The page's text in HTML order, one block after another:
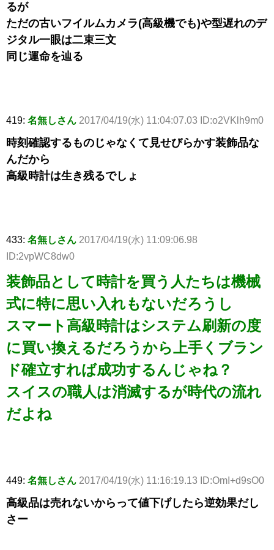
るが
ただの古いフイルムカメラ(高級機でも)や型遅れのデ
ジタル一眼は二束三文
同じ運命を辿る
419: 名無しさん 2017/04/19(水) 11:04:07.03 ID:o2VKlh9m0
時刻確認するものじゃなくて見せびらかす装飾品な
んだから
高級時計は生き残るでしょ
433: 名無しさん 2017/04/19(水) 11:09:06.98
ID:2vpWC8dw0
装飾品として時計を買う人たちは機械
式に特に思い入れもないだろうし
スマート高級時計はシステム刷新の度
に買い換えるだろうから上手くブラン
ド確立すれば成功するんじゃね？
スイスの職人は消滅するが時代の流れ
だよね
449: 名無しさん 2017/04/19(水) 11:16:19.13 ID:OmI+d9sO0
高級品は売れないからって値下げしたら逆効果だし
さー